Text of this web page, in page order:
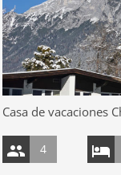
Casa de vacaciones
4